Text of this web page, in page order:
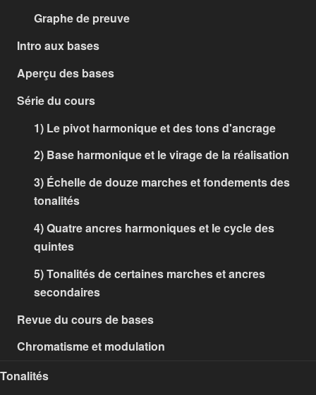
Graphe de preuve
Intro aux bases
Aperçu des bases
Série du cours
1) Le pivot harmonique et des tons d'ancrage
2) Base harmonique et le virage de la réalisation
3) Échelle de douze marches et fondements des
tonalités
4) Quatre ancres harmoniques et le cycle des
quintes
5) Tonalités de certaines marches et ancres
secondaires
Revue du cours de bases
Chromatisme et modulation
Tonalités